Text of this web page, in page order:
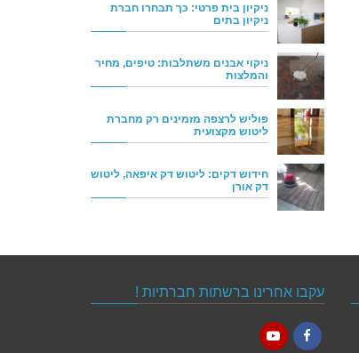
ניקיון בית פרטי: כך תבחרו חברת
ניקיון בתים
ניקוי אבנים משתלבות: טיפים, מחיר
והמלצות
פוליש לרצפה מזמינים רק מחברת
ליטוש מקצועית
חידוש דקים: ליטוש דק איפאה, ליטוש
דק אורן
עקבו אחרינו ברשתות חברתיות !